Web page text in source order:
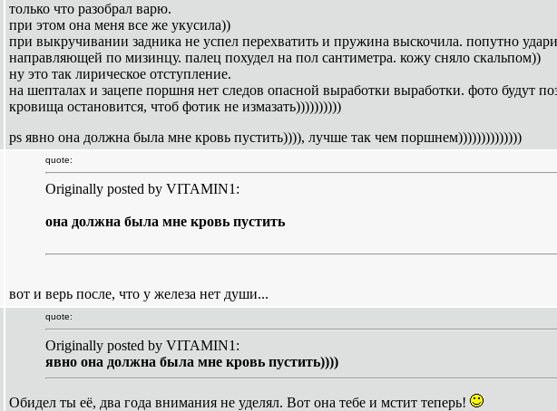
только что разобрал варю.
при этом она меня все же укусила))
при выкручивании задника не успел перехватить и пружина выскочила. попутно
направляющей по мизинцу. палец похудел на пол сантиметра. кожу сняло скальпом))
ну это так лирическое отступление.
на шепталах и зацепе поршня нет следов опасной выработки выработки. фото будут
кровища остановится, чтоб фотик не измазать))))))))))
ps явно она должна была мне кровь пустить)))), лучше так чем поршнем))))))))))))))
quote:
Originally posted by VITAMIN1:
она должна была мне кровь пустить
вот и верь после, что у железа нет души...
quote:
Originally posted by VITAMIN1:
явно она должна была мне кровь пустить))))
Обидел ты её, два года внимания не уделял. Вот она тебе и мстит теперь!